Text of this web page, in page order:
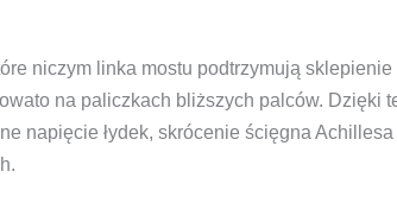
niczym linka mostu podtrzymują
na paliczkach bliższych palców. Dzięki
napięcie łydek, skrócenie ścięgna